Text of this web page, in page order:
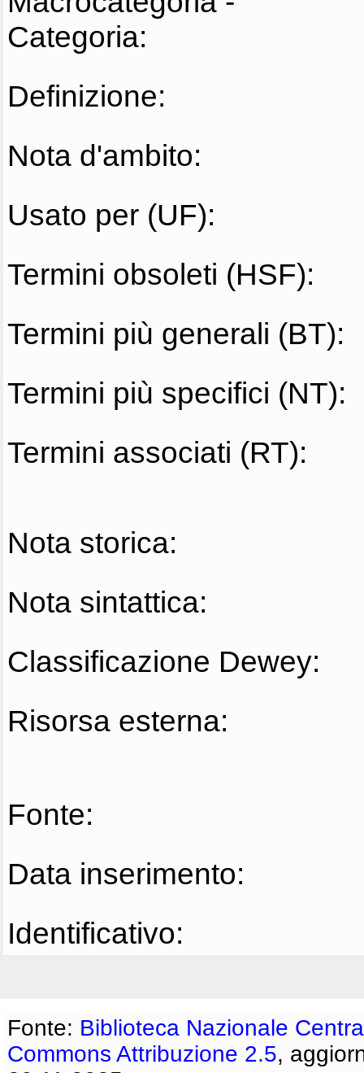
Categoria:
Definizione:
Nota d'ambito:
Usato per (UF):
Termini obsoleti (HSF):
Termini più generali (BT):
Termini più specifici (NT):
Termini associati (RT):
Nota storica:
Nota sintattica:
Classificazione Dewey:
Risorsa esterna:
Fonte:
Data inserimento:
Identificativo:
Fonte: Biblioteca Nazionale
Commons Attribuzione 2.5,